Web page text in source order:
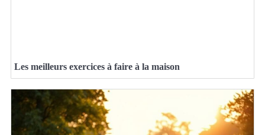
Les meilleurs exercices à faire à la maison